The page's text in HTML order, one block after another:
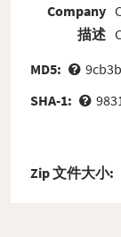
Company
描述
MD5:
SHA-1:
Zip 文件大小: